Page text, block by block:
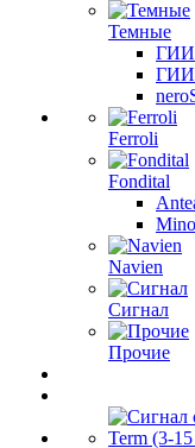
Темные
Ferroli
Fondital
Navien
Сигнал
Прочие